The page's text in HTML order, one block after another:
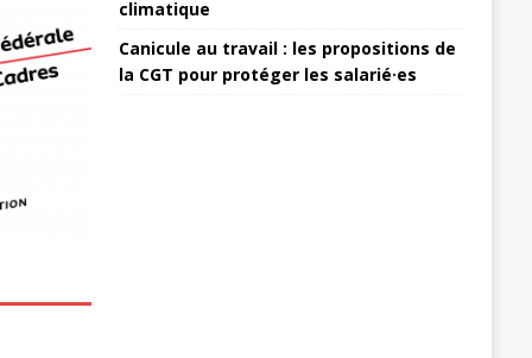
climatique
Canicule au travail : les propositions de
la CGT pour protéger les salarié·es